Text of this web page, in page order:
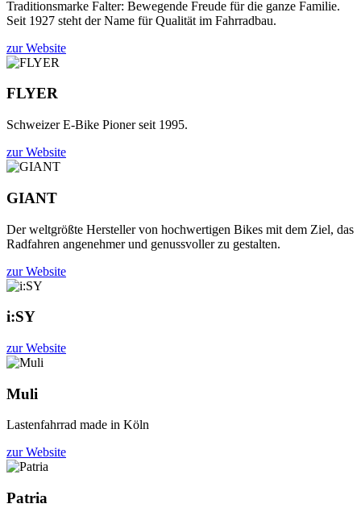
Traditionsmarke Falter: Bewegende Freude für die ganze Familie.
Seit 1927 steht der Name für Qualität im Fahrradbau.
zur Website
FLYER
Schweizer E-Bike Pioner seit 1995.
zur Website
GIANT
Der weltgrößte Hersteller von hochwertigen Bikes mit dem Ziel, das
Radfahren angenehmer und genussvoller zu gestalten.
zur Website
i:SY
zur Website
Muli
Lastenfahrrad made in Köln
zur Website
Patria